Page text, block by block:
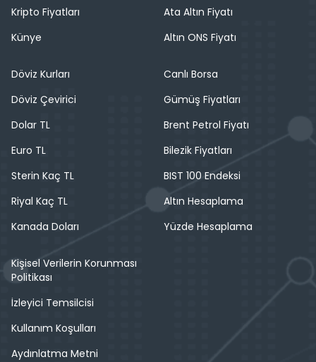
Kripto Fiyatları
Künye
Ata Altın Fiyatı
Altın ONS Fiyatı
Döviz Kurları
Döviz Çevirici
Dolar TL
Euro TL
Sterin Kaç TL
Riyal Kaç TL
Kanada Doları
Canlı Borsa
Gümüş Fiyatları
Brent Petrol Fiyatı
Bilezik Fiyatları
BIST 100 Endeksi
Altın Hesaplama
Yüzde Hesaplama
Kişisel Verilerin Korunması
Politikası
İzleyici Temsilcisi
Kullanım Koşulları
Aydınlatma Metni